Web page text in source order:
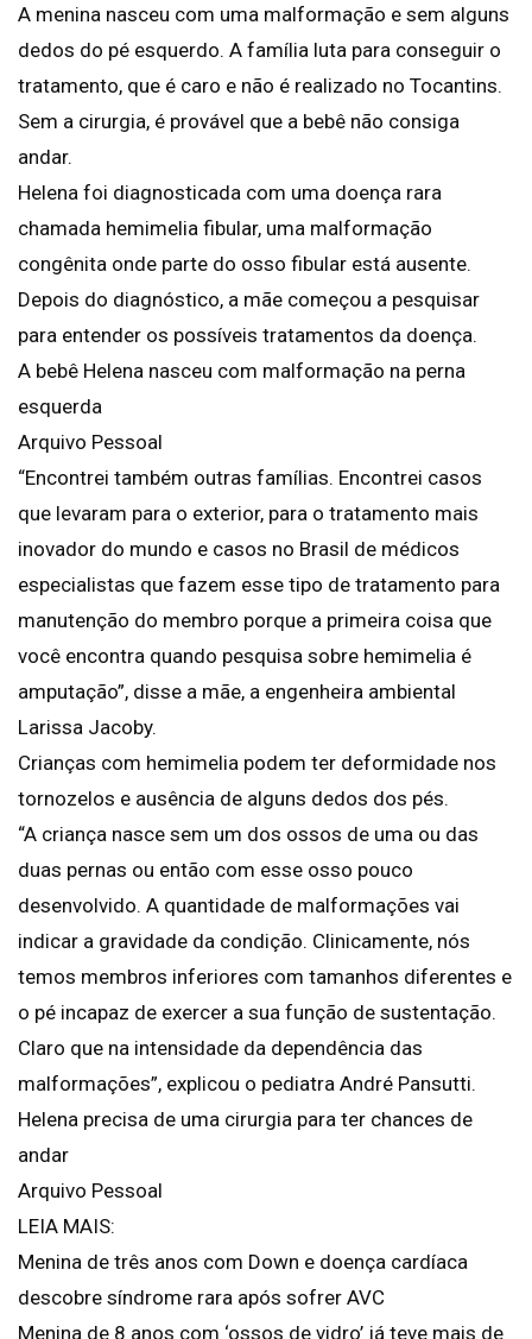
A menina nasceu com uma malformação e sem alguns
dedos do pé esquerdo. A família luta para conseguir o
tratamento, que é caro e não é realizado no Tocantins.
Sem a cirurgia, é provável que a bebê não consiga
andar.
Helena foi diagnosticada com uma doença rara
chamada hemimelia fibular, uma malformação
congênita onde parte do osso fibular está ausente.
Depois do diagnóstico, a mãe começou a pesquisar
para entender os possíveis tratamentos da doença.
A bebê Helena nasceu com malformação na perna
esquerda
Arquivo Pessoal
“Encontrei também outras famílias. Encontrei casos
que levaram para o exterior, para o tratamento mais
inovador do mundo e casos no Brasil de médicos
especialistas que fazem esse tipo de tratamento para
manutenção do membro porque a primeira coisa que
você encontra quando pesquisa sobre hemimelia é
amputação”, disse a mãe, a engenheira ambiental
Larissa Jacoby.
Crianças com hemimelia podem ter deformidade nos
tornozelos e ausência de alguns dedos dos pés.
“A criança nasce sem um dos ossos de uma ou das
duas pernas ou então com esse osso pouco
desenvolvido. A quantidade de malformações vai
indicar a gravidade da condição. Clinicamente, nós
temos membros inferiores com tamanhos diferentes e
o pé incapaz de exercer a sua função de sustentação.
Claro que na intensidade da dependência das
malformações”, explicou o pediatra André Pansutti.
Helena precisa de uma cirurgia para ter chances de
andar
Arquivo Pessoal
LEIA MAIS:
Menina de três anos com Down e doença cardíaca
descobre síndrome rara após sofrer AVC
Menina de 8 anos com ‘ossos de vidro’ já teve mais de